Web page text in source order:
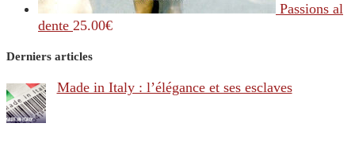
Passions al
dente 25.00€
Derniers articles
Made in Italy : l’élégance et ses esclaves